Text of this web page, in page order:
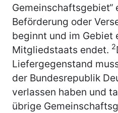
Beförderung oder
beginnt und im Gebiet
Mitgliedstaats endet. 2
Liefergegenstand
der Bundesrepublik
verlassen haben und
übrige